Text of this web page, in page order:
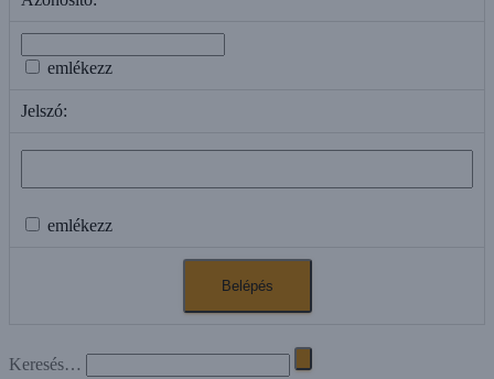
emlékezz
Jelszó:
emlékezz
Search
Keresés…